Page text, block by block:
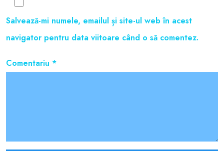
Salvează-mi numele, emailul și site-ul web în acest
navigator pentru data viitoare când o să comentez.
Comentariu *